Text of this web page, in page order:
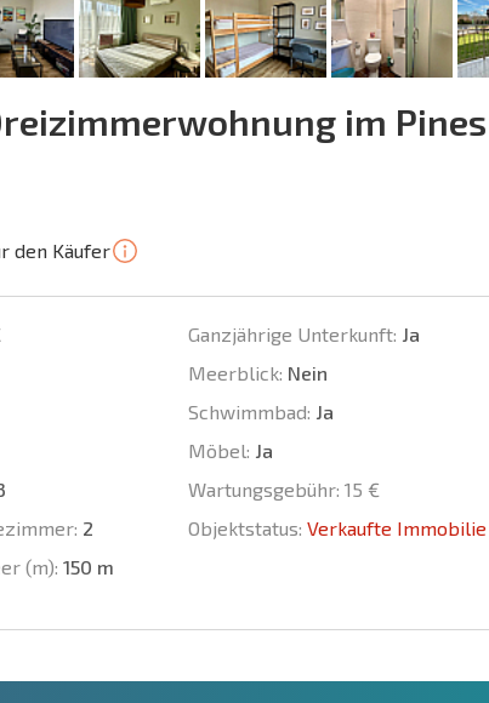
im
den Käufer
2
(m): 150 m
Ganzjährige Unterkunft: Ja
Meerblick: Nein
Schwimmbad: Ja
Möbel: Ja
Wartungsgebühr: 15 €
Objektstatus: Verkaufte Immobilie